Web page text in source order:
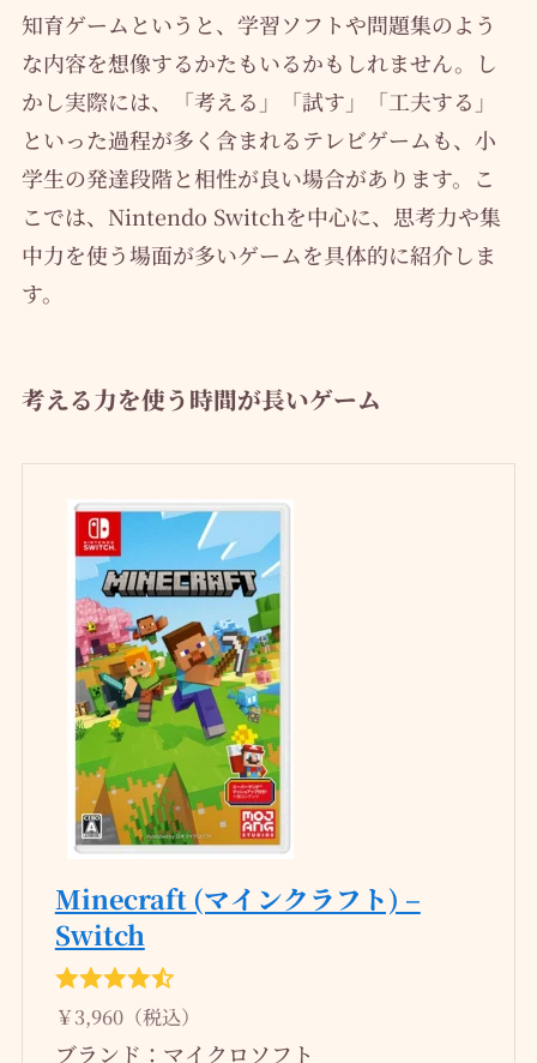
知育ゲームというと、学習ソフトや問題集のよう
な内容を想像するかたもいるかもしれません。し
かし実際には、「考える」「試す」「工夫する」
といった過程が多く含まれるテレビゲームも、小
学生の発達段階と相性が良い場合があります。こ
こでは、Nintendo Switchを中心に、思考力や集
中力を使う場面が多いゲームを具体的に紹介しま
す。
考える力を使う時間が長いゲーム
Minecraft (マインクラフト) –
Switch
￥3,960（税込）
ブランド：マイクロソフト